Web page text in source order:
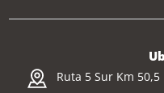
Ruta 5 Sur Km